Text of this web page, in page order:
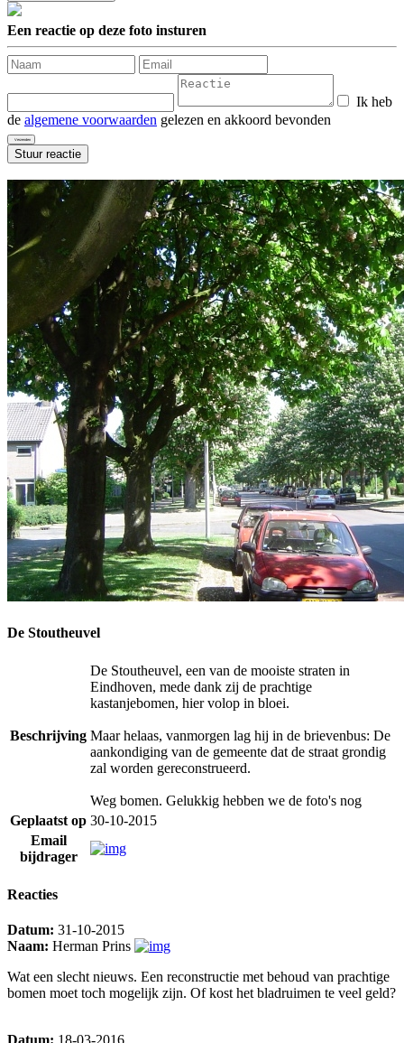
Een reactie op deze foto insturen
Ik heb
de algemene voorwaarden gelezen en akkoord bevonden
De Stoutheuvel
Beschrijving
De Stoutheuvel, een van de mooiste straten in
Eindhoven, mede dank zij de prachtige
kastanjebomen, hier volop in bloei.
Maar helaas, vanmorgen lag hij in de brievenbus: De
aankondiging van de gemeente dat de straat grondig
zal worden gereconstrueerd.
Weg bomen. Gelukkig hebben we de foto's nog
Geplaatst op 30-10-2015
Email
bijdrager
Reacties
Datum: 31-10-2015
Naam: Herman Prins
Wat een slecht nieuws. Een reconstructie met behoud van prachtige
bomen moet toch mogelijk zijn. Of kost het bladruimen te veel geld?